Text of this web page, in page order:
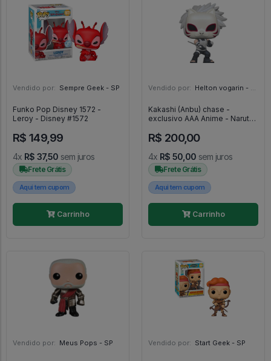
Vendido por: Sempre Geek - SP
Funko Pop Disney 1572 -
Leroy - Disney #1572
R$ 149,99
4x R$ 37,50 sem juros
Frete Grátis
Aqui tem cupom
Carrinho
Vendido por: Helton vogarin - SP
Kakashi (Anbu) chase -
exclusivo AAA Anime - Naruto
R$ 200,00
4x R$ 50,00 sem juros
Frete Grátis
Aqui tem cupom
Carrinho
Vendido por: Meus Pops - SP Vendido por: Start Geek - SP